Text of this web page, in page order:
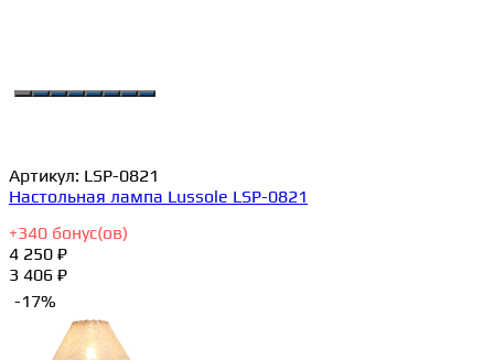
Артикул: LSP-0821
Настольная лампа Lussole LSP-0821
+340 бонус(ов)
4 250 ₽
3 406 ₽
-17%